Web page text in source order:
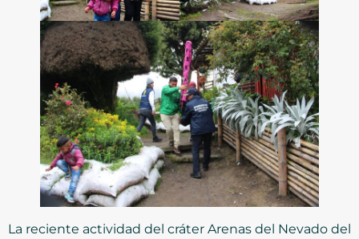
La reciente actividad del cráter Arenas del Nevado del